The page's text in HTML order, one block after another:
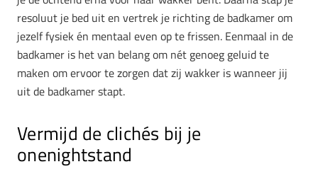
resoluut je bed uit en vertrek je richting de badkamer om
jezelf fysiek én mentaal even op te frissen. Eenmaal in de
badkamer is het van belang om nét genoeg geluid te
maken om ervoor te zorgen dat zij wakker is wanneer jij
uit de badkamer stapt.
Vermijd de clichés bij je
onenightstand